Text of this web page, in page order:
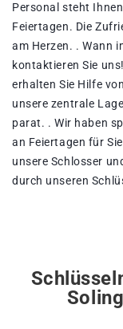
Personal steht
Feiertagen. Die
am Herzen. . Wann
kontaktieren Sie
erhalten Sie Hilfe
unsere zentrale
parat. . Wir haben
an Feiertagen für
unsere Schlosser
durch unseren